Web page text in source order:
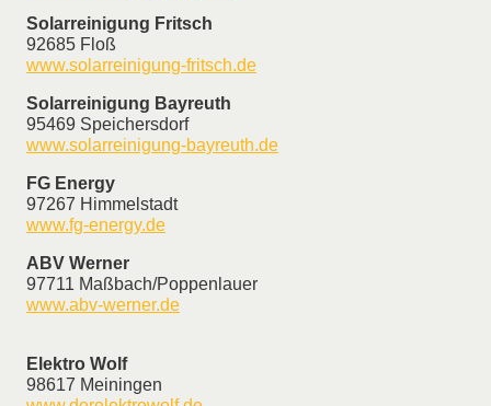
Solarreinigung Fritsch
92685 Floß
www.solarreinigung-fritsch.de
Solarreinigung Bayreuth
95469 Speichersdorf
www.solarreinigung-bayreuth.de
FG Energy
97267 Himmelstadt
www.fg-energy.de
ABV Werner
97711 Maßbach/Poppenlauer
www.abv-werner.de
Elektro Wolf
98617 Meiningen